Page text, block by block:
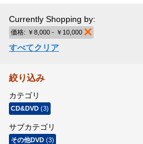
Currently Shopping by:
価格: ￥8,000 - ￥10,000
すべてクリア
絞り込み
カテゴリ
CD&DVD (3)
サブカテゴリ
その他DVD (3)